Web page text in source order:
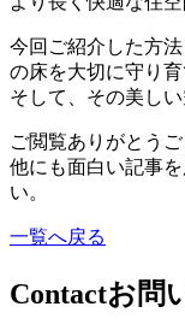
今回ご紹介した方
の床を大切に守り育
そして、その美し
ご閲覧ありがとうご
他にも面白い記事
い。
一覧へ戻る
Contactお問